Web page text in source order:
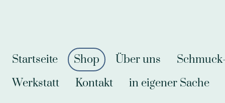
Startseite Shop Über uns
Werkstatt
Kontakt in eigener Sache